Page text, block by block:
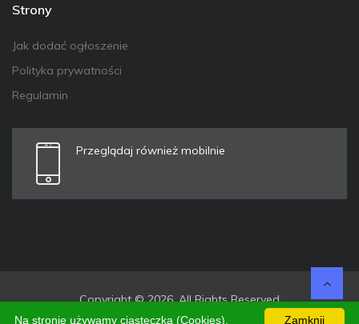
Strony
Jak dodać ogłoszenie
Polityka prywatności
Regulamin
Przeglądaj również mobilnie
Copyright © 2026. All Rights Reserved
Zamknij
Na stronie używamy ciasteczka (Cookies).